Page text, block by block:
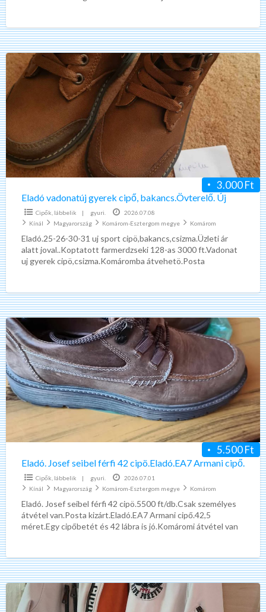
Eladó
vadonatúj
gyerek
cipő,
bakancs.Övterelő.
Új
3.000 Ft
Eladó vadonatúj gyerek cipő, bakancs.Övterelő. Új
Cipők, lábbelik | gyuri.
2026.07.08
Kínál
Magyarország Komárom-Esztergom megye Komárom
Eladó.25-26-30-31 uj sport cipö,bakancs,csizma.Üzleti ár
alatt joval..Koptatott farmerdzseki 128-as 3000 ft.Vadonat
uj gyerek cipö,csizma.Komáromba átvehetö.Posta
Eladó.
Josef
seibel
férfi
42
cipö.Eladó.EA7
Armani
cipő.
5.500 Ft
Eladó. Josef seibel férfi 42 cipö.Eladó.EA7 Armani cipő.
Cipők, lábbelik | gyuri.
2026.07.01
Kínál
Magyarország Komárom-Esztergom megye Komárom
Eladó. Josef seibel férfi 42 cipö.5500 ft/db.Csak személyes
átvétel van.Posta kizárt.Eladó.EA7 Armani cipő.42,5
méret.Egy cipőbetét és 42 lábra is jó.Komáromi átvétel van
Eladó
férfi